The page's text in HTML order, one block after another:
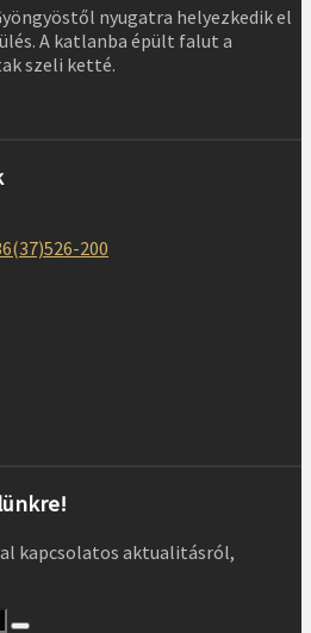
nyugatra helyezkedik el
A katlanba épült falut a
szeli ketté.
200
kapcsolatos aktualitásról,